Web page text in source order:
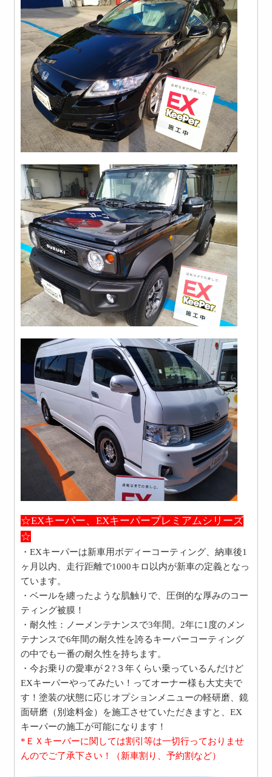
☆EXキーパー、EXキーパープレミアムシリーズ
☆
・EXキーパーは新車用ボディーコーティング、納車後1
ヶ月以内、走行距離で1000キロ以内が新車の定義となっ
ています。
・ベールを纏ったような肌触りで、圧倒的な厚みのコー
ティング被膜！
・耐久性：ノーメンテナンスで3年間。2年に1度のメン
テナンスで6年間の耐久性を誇るキーパーコーティング
の中でも一番の耐久性を持ちます。
・今お乗りの愛車が２?３年くらい乗っているんだけど
EXキーパーやってみたい！ってオーナー様も大丈夫で
す！塗装の状態に応じオプションメニューの軽研磨、鏡
面研磨（別途料金）を施工させていただきますと、EX
キーパーの施工が可能になります！
*ＥＸキーパーに関しては割引等は一切行っておりませ
んのでご了承下さい！（新車割り、予約割など）